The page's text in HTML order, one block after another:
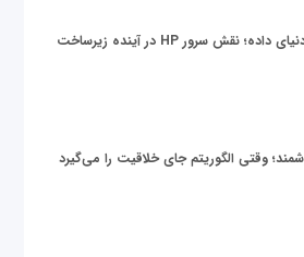
زیر پوست دنیای داده؛ نقش سرور HP در آینده زیرساخت
وقتی الگوریتم جای خلاقیت را می‌گیرد